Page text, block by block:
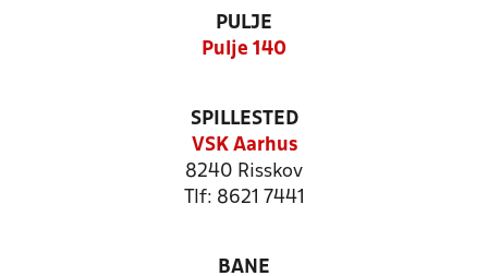
PULJE
Pulje 140
SPILLESTED
VSK Aarhus
8240 Risskov
Tlf: 8621 7441
BANE